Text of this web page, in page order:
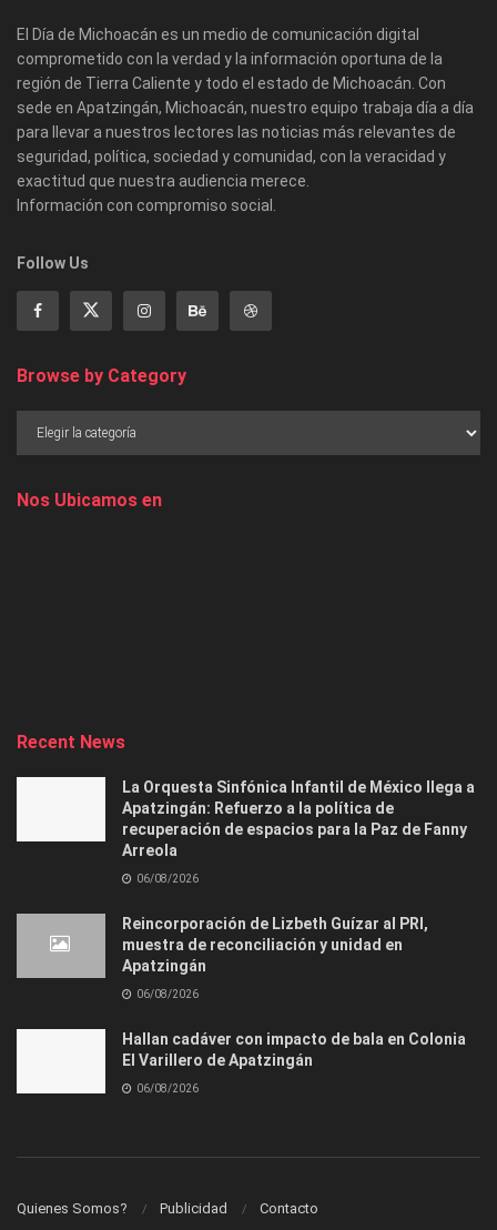
El Día de Michoacán es un medio de comunicación digital
comprometido con la verdad y la información oportuna de la
región de Tierra Caliente y todo el estado de Michoacán. Con
sede en Apatzingán, Michoacán, nuestro equipo trabaja día a día
para llevar a nuestros lectores las noticias más relevantes de
seguridad, política, sociedad y comunidad, con la veracidad y
exactitud que nuestra audiencia merece.
Información con compromiso social.
Follow Us
Browse by Category
Nos Ubicamos en
Recent News
La Orquesta Sinfónica Infantil de México llega a
Apatzingán: Refuerzo a la política de
recuperación de espacios para la Paz de Fanny
Arreola
06/08/2026
Reincorporación de Lizbeth Guízar al PRI,
muestra de reconciliación y unidad en
Apatzingán
06/08/2026
Hallan cadáver con impacto de bala en Colonia
El Varillero de Apatzingán
06/08/2026
Quienes Somos? Publicidad Contacto